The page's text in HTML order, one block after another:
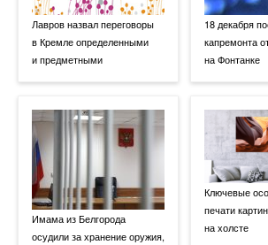
Лавров назвал переговоры
в Кремле определенными
и предметными
Имама из Белгорода
осудили за хранение оружия,
18 декабря
капремонта
на Фонтанке
Ключевые
печати
на холсте